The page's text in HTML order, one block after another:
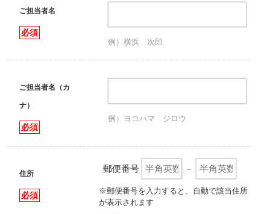
ご担当者名
必須
例）横浜 次郎
ご担当者名（カ
ナ）
必須
例）ヨコハマ ジロウ
住所
必須
郵便番号 －
※郵便番号を入力すると、自動で該当住所
が表示されます